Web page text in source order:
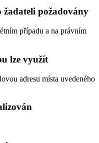
žadateli požadovány
případu a na právním
lze využít
adresu místa uvedeného